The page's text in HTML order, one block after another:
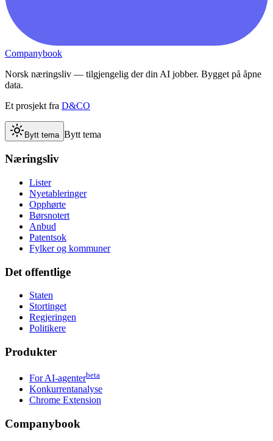
Companybook
Norsk næringsliv — tilgjengelig der din AI jobber. Bygget på åpne
data.
Et prosjekt fra D&CO
Bytt tema Bytt tema
Næringsliv
Lister
Nyetableringer
Opphørte
Børsnotert
Anbud
Patentsok
Fylker og kommuner
Det offentlige
Staten
Stortinget
Regjeringen
Politikere
Produkter
For AI-agenterbeta
Konkurrentanalyse
Chrome Extension
Companybook